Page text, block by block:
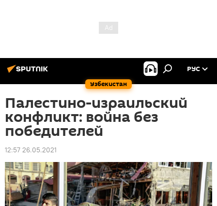
Узбекистан
РУС
Палестино-израильский
конфликт: война без
победителей
12:57 26.05.2021